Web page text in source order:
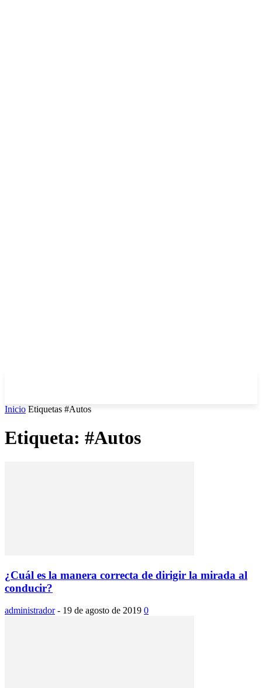
Inicio Etiquetas #Autos
Etiqueta: #Autos
¿Cuál es la manera correcta de dirigir la mirada al
conducir?
administrador - 19 de agosto de 2019 0